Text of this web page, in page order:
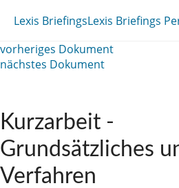
Lexis BriefingsLexis Briefings
vorheriges Dokument
nächstes Dokument
Kurzarbeit -
Grundsätzliches
Verfahren